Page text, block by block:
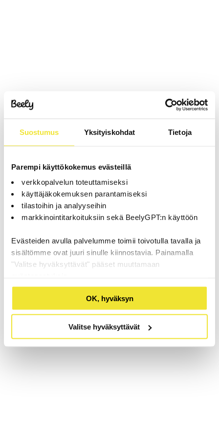
Suostumus Yksityiskohdat Tietoja
Parempi käyttökokemus evästeillä
verkkopalvelun toteuttamiseksi
käyttäjäkokemuksen parantamiseksi
tilastoihin ja analyyseihin
markkinointitarkoituksiin sekä BeelyGPT:n käyttöön
Evästeiden avulla palvelumme toimii toivotulla tavalla ja
sisältömme ovat juuri sinulle kiinnostavia. Painamalla
"Valitse hyväksyttävät" pääset muuttamaan
OK, hyväksyn
Valitse hyväksyttävät